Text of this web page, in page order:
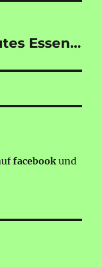
Essen…
facebookund